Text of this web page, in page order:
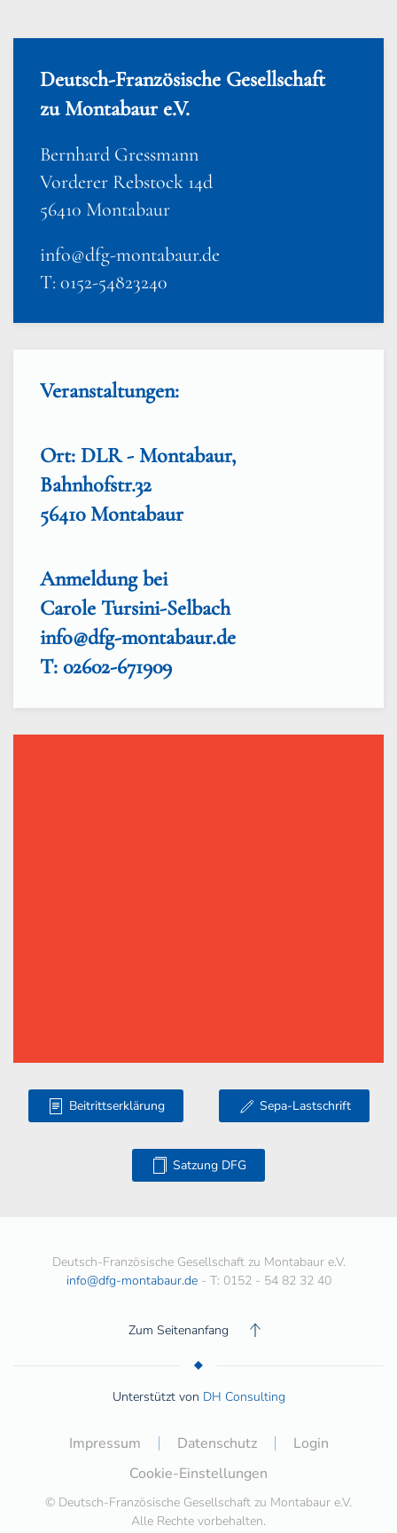
Deutsch-Französische Gesellschaft
zu Montabaur e.V.
Bernhard Gressmann
Vorderer Rebstock 14d
56410 Montabaur
info@dfg-montabaur.de
T: 0152-54823240
Veranstaltungen:
Ort: DLR - Montabaur,
Bahnhofstr.32
56410 Montabaur
Anmeldung bei
Carole Tursini-Selbach
info@dfg-montabaur.de
T: 02602-671909
Beitrittserklärung Sepa-Lastschrift
Satzung DFG
Deutsch-Französische Gesellschaft zu Montabaur e.V.
info@dfg-montabaur.de- T: 0152 - 54 82 32 40
Zum Seitenanfang
Unterstützt von DH Consulting
Impressum Datenschutz
Login
Cookie-Einstellungen
© Deutsch-Französische Gesellschaft zu Montabaur e.V.
Alle Rechte vorbehalten.